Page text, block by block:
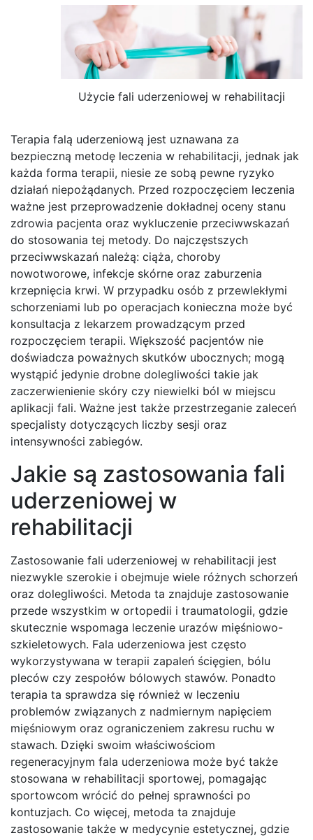
Użycie fali uderzeniowej w rehabilitacji
Terapia falą uderzeniową jest uznawana za
bezpieczną metodę leczenia w rehabilitacji, jednak jak
każda forma terapii, niesie ze sobą pewne ryzyko
działań niepożądanych. Przed rozpoczęciem leczenia
ważne jest przeprowadzenie dokładnej oceny stanu
zdrowia pacjenta oraz wykluczenie przeciwwskazań
do stosowania tej metody. Do najczęstszych
przeciwwskazań należą: ciąża, choroby
nowotworowe, infekcje skórne oraz zaburzenia
krzepnięcia krwi. W przypadku osób z przewlekłymi
schorzeniami lub po operacjach konieczna może być
konsultacja z lekarzem prowadzącym przed
rozpoczęciem terapii. Większość pacjentów nie
doświadcza poważnych skutków ubocznych; mogą
wystąpić jedynie drobne dolegliwości takie jak
zaczerwienienie skóry czy niewielki ból w miejscu
aplikacji fali. Ważne jest także przestrzeganie zaleceń
specjalisty dotyczących liczby sesji oraz
intensywności zabiegów.
Jakie są zastosowania fali
uderzeniowej w
rehabilitacji
Zastosowanie fali uderzeniowej w rehabilitacji jest
niezwykle szerokie i obejmuje wiele różnych schorzeń
oraz dolegliwości. Metoda ta znajduje zastosowanie
przede wszystkim w ortopedii i traumatologii, gdzie
skutecznie wspomaga leczenie urazów mięśniowo-
szkieletowych. Fala uderzeniowa jest często
wykorzystywana w terapii zapaleń ścięgien, bólu
pleców czy zespołów bólowych stawów. Ponadto
terapia ta sprawdza się również w leczeniu
problemów związanych z nadmiernym napięciem
mięśniowym oraz ograniczeniem zakresu ruchu w
stawach. Dzięki swoim właściwościom
regeneracyjnym fala uderzeniowa może być także
stosowana w rehabilitacji sportowej, pomagając
sportowcom wrócić do pełnej sprawności po
kontuzjach. Co więcej, metoda ta znajduje
zastosowanie także w medycynie estetycznej, gdzie